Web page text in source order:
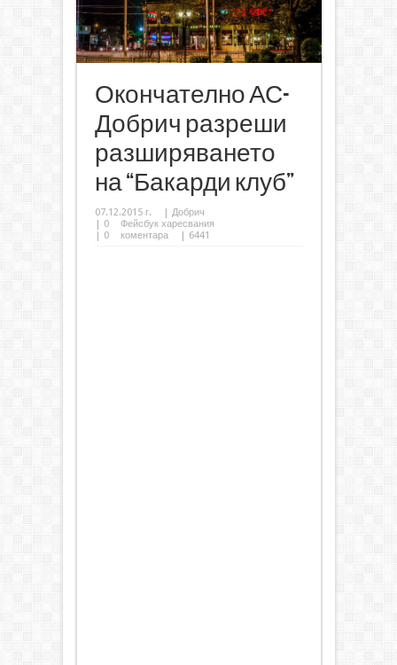
Окончателно АС-
Добрич разреши
разширяването
на “Бакарди клуб”
07.12.2015 г.
Добрич
0
Фейсбук харесвания
0 коментара | 6441